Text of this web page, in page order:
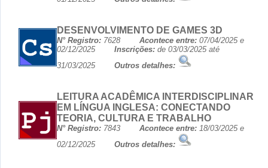
DESENVOLVIMENTO DE GAMES 3D
N° Registro: 7628 Acontece entre: 07/04/2025 e
02/12/2025 Inscrições: de 03/03/2025 até
31/03/2025 Outros detalhes:
LEITURA ACADÊMICA INTERDISCIPLINAR
EM LÍNGUA INGLESA: CONECTANDO
TEORIA, CULTURA E TRABALHO
N° Registro: 7843 Acontece entre: 18/03/2025 e
02/12/2025 Outros detalhes: